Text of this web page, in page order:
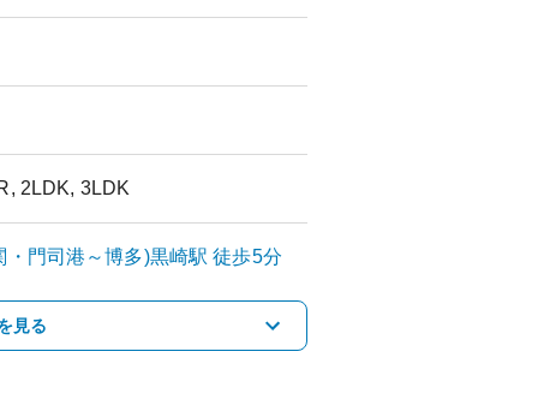
2LDK, 3LDK
・門司港～博多)黒崎駅 徒歩5分
見る